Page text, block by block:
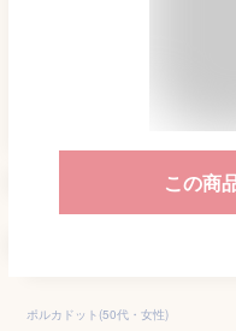
この商
ポルカドット(50代・女性)